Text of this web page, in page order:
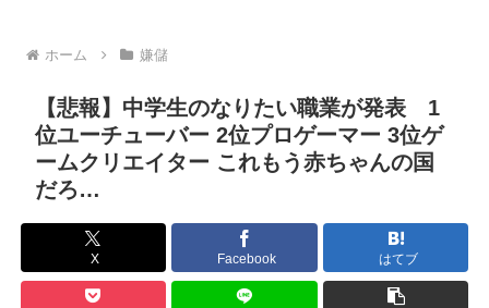
【画像】カノカリ女、とんでもないエ口グッズにされてしまい...
韓国人「日本には韓国みたいなドラッグストアがないので韓国...
宮崎駿「声優は娼婦のような声」←これ正論すぎるよな
なんかおもろい漫画ない?
バンダイナムコ決算、プリキュアが前年比大幅減少
財務省のエース、左遷
韓国人「地震で高市早苗ちゃんは北朝鮮の金正恩と比較され完...
山本五十六「明日は真珠湾攻撃か…なんやこれ、デスノート？...
ホーム 嫌儲
【悲報】中学生のなりたい職業が発表 1
位ユーチューバー 2位プロゲーマー 3位ゲ
ームクリエイター これもう赤ちゃんの国
だろ…
X Facebook はてブ